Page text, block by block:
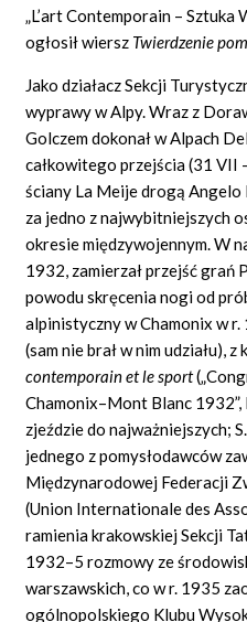
„L’art Contemporain – Sztuka
ogłosił wiersz Twierdzenie
Jako działacz Sekcji
wyprawy w Alpy. Wraz z
Golczem dokonał w Alpach
całkowitego przejścia (31 VII
ściany La Meije drogą
za jedno z najwybitniejszych
okresie międzywojennym. W
1932, zamierzał przejść grań
powodu skręcenia nogi od
alpinistyczny w Chamonix w
(sam nie brał w nim udziału),
contemporain et le sport
Chamonix–Mont Blanc
zjeździe do najważniejszych;
jednego z pomysłodawców
Międzynarodowej Federacji
(Union Internationale des
ramienia krakowskiej Sekcji
1932–5 rozmowy ze
warszawskich, co w r. 1935
ogólnopolskiego Klubu